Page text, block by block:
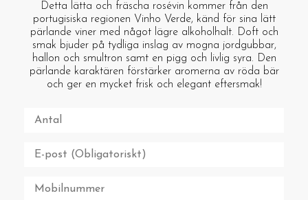
Detta lätta och fräscha rosévin kommer från den
portugisiska regionen Vinho Verde, känd för sina lätt
pärlande viner med något lägre alkoholhalt. Doft och
smak bjuder på tydliga inslag av mogna jordgubbar,
hallon och smultron samt en pigg och livlig syra. Den
pärlande karaktären förstärker aromerna av röda bär
och ger en mycket frisk och elegant eftersmak!